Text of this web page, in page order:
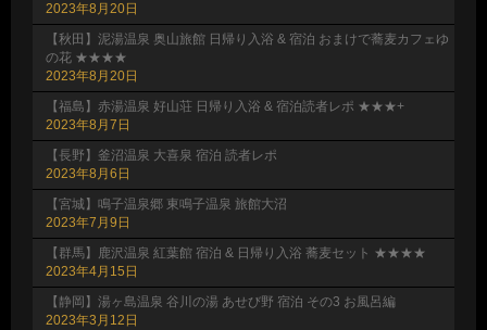
2023年8月20日
【秋田】泥湯温泉 奥山旅館 日帰り入浴 & 宿泊 おまけで蕎麦カフェゆ
の花 ★★★★
2023年8月20日
【福島】赤湯温泉 好山荘 日帰り入浴 & 宿泊読者レポ ★★★+
2023年8月7日
【長野】釜沼温泉 大喜泉 宿泊 読者レポ
2023年8月6日
【宮城】鳴子温泉郷 東鳴子温泉 旅館大沼
2023年7月9日
【群馬】鹿沢温泉 紅葉館 宿泊 & 日帰り入浴 蕎麦セット ★★★★
2023年4月15日
【静岡】湯ヶ島温泉 谷川の湯 あせび野 宿泊 その3 お風呂編
2023年3月12日